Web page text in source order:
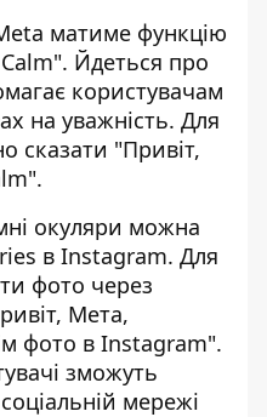
матиме функцію
Йдеться про
користувачам
на уважність. Для
сказати "Привіт,
окуляри можна
в Instagram. Для
фото через
Мета,
фото в Instagram".
зможуть
мережі